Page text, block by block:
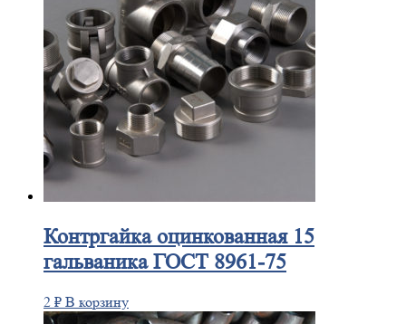
Контргайкаоцинкованная 15
гальваника ГОСТ 8961-75
2 ₽ В корзину